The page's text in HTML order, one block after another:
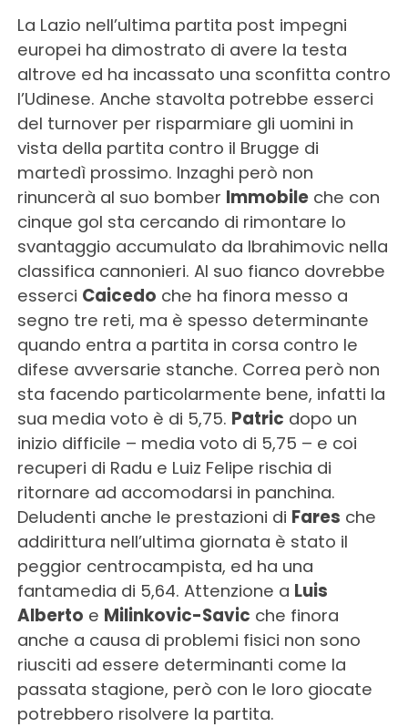
La Lazio nell’ultima partita post impegni
europei ha dimostrato di avere la testa
altrove ed ha incassato una sconfitta contro
l’Udinese. Anche stavolta potrebbe esserci
del turnover per risparmiare gli uomini in
vista della partita contro il Brugge di
martedì prossimo. Inzaghi però non
rinuncerà al suo bomber Immobileche con
cinque gol sta cercando di rimontare lo
svantaggio accumulato da Ibrahimovic nella
classifica cannonieri. Al suo fianco dovrebbe
esserci Caicedo che ha finora messo a
segno tre reti, ma è spesso determinante
quando entra a partita in corsa contro le
difese avversarie stanche. Correa però non
sta facendo particolarmente bene, infatti la
sua media voto è di 5,75. Patric dopo un
inizio difficile – media voto di 5,75 – e coi
recuperi di Radu e Luiz Felipe rischia di
ritornare ad accomodarsi in panchina.
Deludenti anche le prestazioni di Fares che
addirittura nell’ultima giornata è stato il
peggior centrocampista, ed ha una
fantamedia di 5,64. Attenzione a Luis
Alberto e Milinkovic-Savic che finora
anche a causa di problemi fisici non sono
riusciti ad essere determinanti come la
passata stagione, però con le loro giocate
potrebbero risolvere la partita.